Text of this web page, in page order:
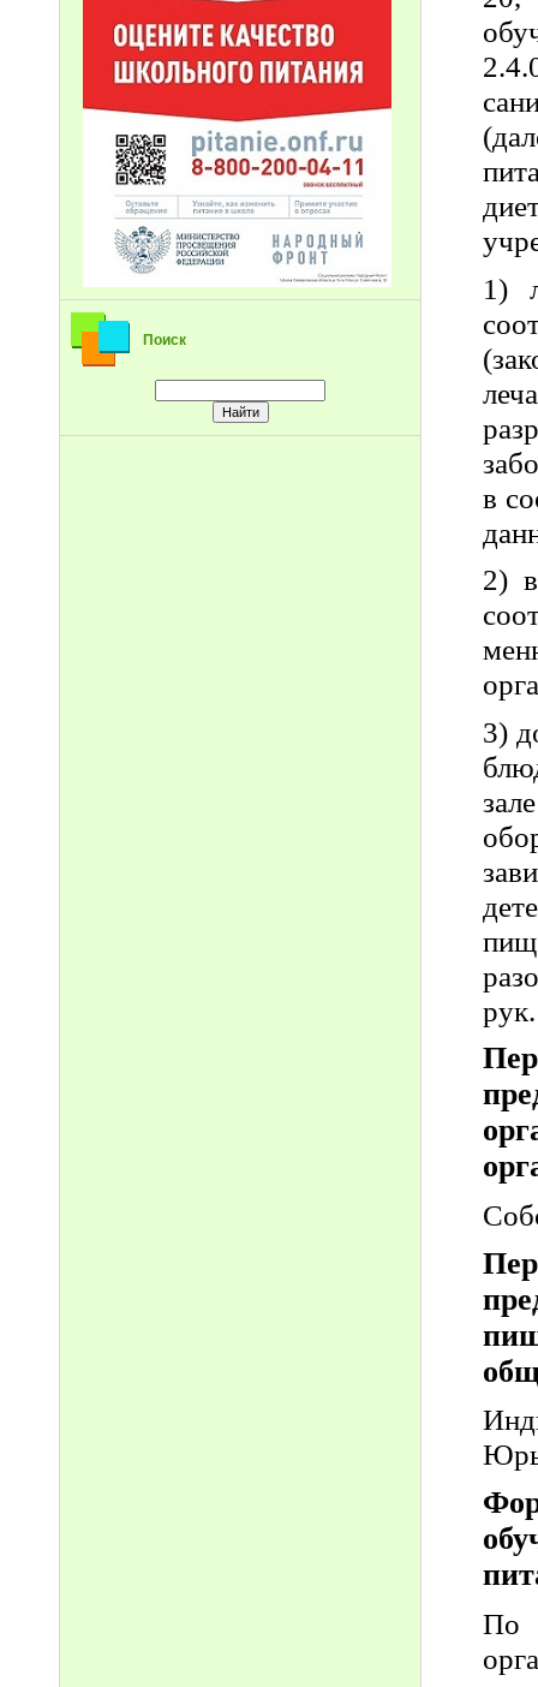
Поиск
1)
в
2)
3)
рук.
По